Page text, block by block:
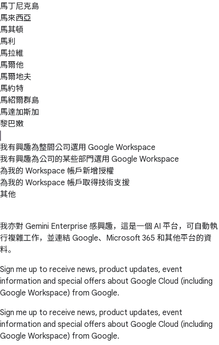
馬丁尼克島
馬來西亞
馬其頓
馬利
馬拉維
馬爾他
馬爾地夫
馬約特
馬紹爾群島
馬達加斯加
黎巴嫩
我有興趣為整間公司選用 Google Workspace
我有興趣為公司的某些部門選用 Google Workspace
為我的 Workspace 帳戶新增授權
為我的 Workspace 帳戶取得技術支援
其他
我亦對 Gemini Enterprise 感興趣，這是一個 AI 平台，可自動執
行複雜工作，並連結 Google、Microsoft 365 和其他平台的資
料。
Sign me up to receive news, product updates, event
information and special offers about Google Cloud (including
Google Workspace) from Google.
Sign me up to receive news, product updates, event
information and special offers about Google Cloud (including
Google Workspace) from Google.